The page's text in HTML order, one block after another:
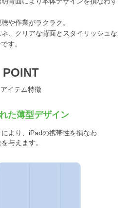
や作業がラクラク。
、クリアな背面とスタイリッシュな
す。
POINT
アイテム特徴
た薄型デザイン
より、iPadの携帯性を損なわ
与えます。